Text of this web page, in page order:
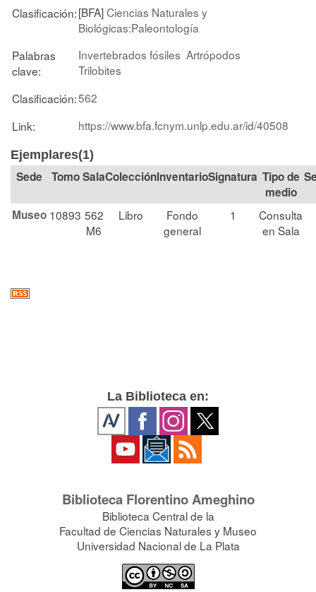
Clasificación:[BFA]Ciencias Naturales y
Biológicas:Paleontología
Palabras
clave:
Invertebrados fósiles Artrópodos
Trilobites
Clasificación:562
Link:
https://www.bfa.fcnym.unlp.edu.ar/id/40508
Ejemplares(1)
Tomo SalaColección Signatura Tipo de
medio
Museo 10893 562
M6
Libro
Fondo
general
1
Consulta
en Sala
La Biblioteca en:
Biblioteca Florentino Ameghino
Biblioteca Central de la
Facultad de Ciencias Naturales y Museo
Universidad Nacional de La Plata